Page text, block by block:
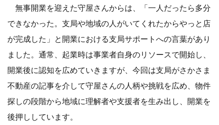
無事開業を迎えた守屋さんからは、「一人だったら多分
できなかった。支局や地域の人がいてくれたからやっと店
が完成した」と開業における支局サポートへの言葉があり
ました。通常、起業時は事業者自身のリソースで開始し、
開業後に認知を広めていきますが、今回は支局がさかさま
不動産の記事を介して守屋さんの人柄や挑戦を広め、物件
探しの段階から地域に理解者や支援者を生み出し、開業を
後押ししています。